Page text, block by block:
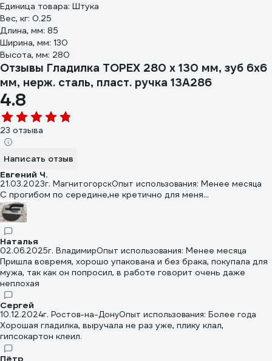
Единица товара: Штука
Вес, кг: 0.25
Длина, мм: 85
Ширина, мм: 130
Высота, мм: 280
Отзывы Гладилка TOPEX 280 х 130 мм, зуб 6х6
мм, нерж. сталь, пласт. ручка 13A286
4.8
23 отзыва
Написать отзыв
Евгений Ч.
21.03.2023г. МагнитогорскОпыт использования: Менее месяца
С прогибом по середине,не кретично для меня...
Наталья
02.06.2025г. ВладимирОпыт использования: Менее месяца
Пришла вовремя, хорошо упакована и без брака, покупала для
мужа, так как он попросил, в работе говорит очень даже
неплохая
Сергей
10.12.2024г. Ростов-на-ДонуОпыт использования: Более года
Хорошая гладилка, выручала не раз уже, плику клал,
гипсокартон клеил.
Пётр